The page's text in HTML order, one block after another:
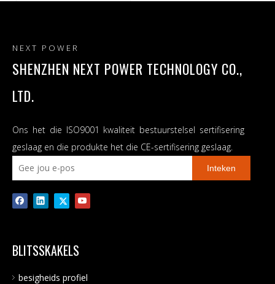
ingeboude 80A
sonkraglading suiwer
sinusgolf van rooster
NEXT POWER
SHENZHEN NEXT POWER TECHNOLOGY CO.,
LTD.
Ons het die ISO9001 kwaliteit bestuurstelsel sertifisering
geslaag en die produkte het die CE-sertifisering geslaag.
Inteken
BLITSSKAKELS
besigheids profiel